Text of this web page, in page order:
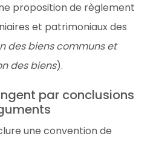
proposition de règlement
et patrimoniaux des
des biens communs et
des biens).
par conclusions
une convention de